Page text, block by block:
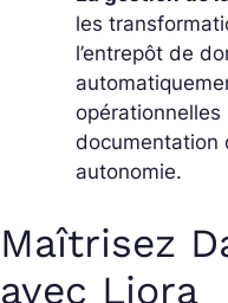
les
l’entrepôt de
opérationnelles
documentation
autonomie.
Maîtrisez
avec Liora